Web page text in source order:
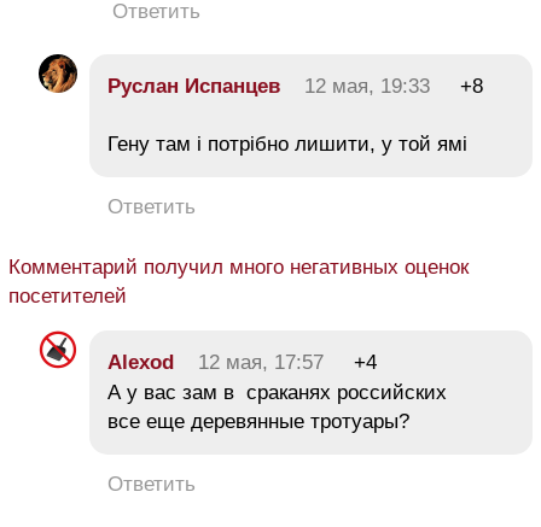
Ответить
Руслан Испанцев 12 мая, 19:33 +8
Гену там і потрібно лишити, у той ямі
Ответить
Комментарий получил много негативных оценок
посетителей
Alexod 12 мая, 17:57
+4
А у вас зам в сраканях российских
все еще деревянные тротуары?
Ответить